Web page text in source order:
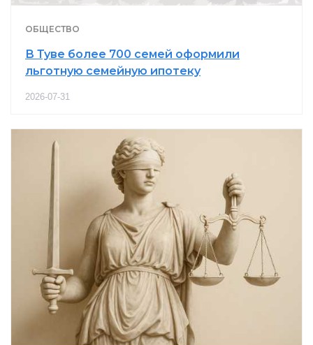
ОБЩЕСТВО
В Туве более 700 семей оформили
льготную семейную ипотеку
2026-07-31